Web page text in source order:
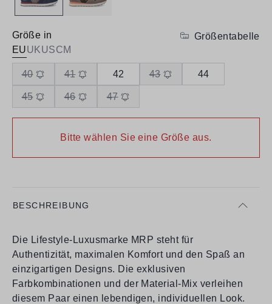
Größe in
EUUKUSCM
Größentabelle
40 41 42 43 44
45 46 47
Bitte wählen Sie eine Größe aus.
BESCHREIBUNG
Die Lifestyle-Luxusmarke MRP steht für
Authentizität, maximalen Komfort und den Spaß an
einzigartigen Designs. Die exklusiven
Farbkombinationen und der Material-Mix verleihen
diesem Paar einen lebendigen, individuellen Look.